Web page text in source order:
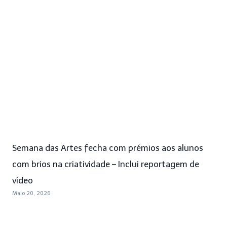
Semana das Artes fecha com prémios aos alunos
com brios na criatividade – Inclui reportagem de
vídeo
Maio 20, 2026